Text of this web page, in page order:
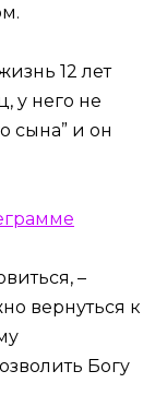
12 лет
у него не
сына” и он
–
вернуться к
Богу